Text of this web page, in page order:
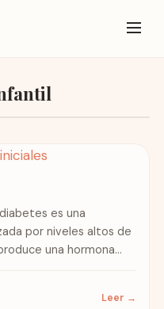
es una
por niveles altos de
una hormona
Leer →